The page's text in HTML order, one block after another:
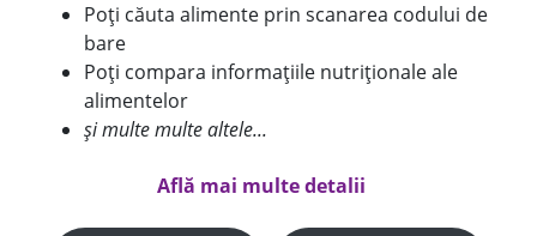
Poți căuta alimente prin scanarea codului de
bare
Poți compara informațiile nutriționale ale
alimentelor
și multe multe altele...
Află mai multe detalii